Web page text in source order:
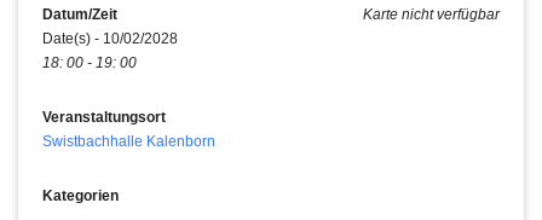
Karte nicht verfügbar
Datum/Zeit
Date(s) - 10/02/2028
18: 00 - 19: 00
Veranstaltungsort
Swistbachhalle Kalenborn
Kategorien